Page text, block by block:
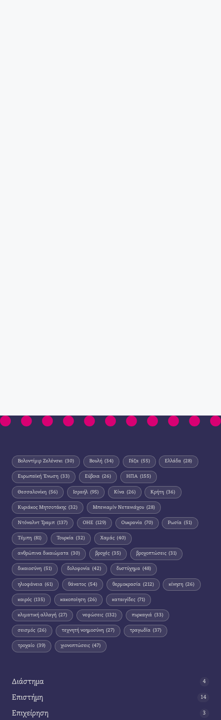
Βολοντίμιρ Ζελένσκι (30) Βουλή (34) Γάζα (55) Ελλάδα (28)
Ευρωπαϊκή Ένωση (33) Εύβοια (26) ΗΠΑ (155)
Θεσσαλονίκη (56) Ισραήλ (95) Κίνα (26) Κρήτη (36)
Κυριάκος Μητσοτάκης (32) Μπενιαμίν Νετανιάχου (28)
Ντόναλντ Τραμπ (137) ΟΗΕ (129) Ουκρανία (70) Ρωσία (51)
Τέμπη (81) Τουρκία (32) Χαμάς (40)
ανθρώπινα δικαιώματα (30) βροχές (35) βροχοπτώσεις (31)
δικαιοσύνη (51) δολοφονία (42) δυστύχημα (48)
ηλιοφάνεια (61) θάνατος (54) θερμοκρασία (212) κίνηση (26)
καιρός (135) κακοποίηση (26) καταιγίδες (71)
κλιματική αλλαγή (27) νεφώσεις (132) πυρκαγιά (33)
σεισμός (26) τεχνητή νοημοσύνη (27) τραγωδία (37)
τροχαίο (39) χιονοπτώσεις (47)
Διάστημα 4
Επιστήμη 14
Επιχείρηση 3